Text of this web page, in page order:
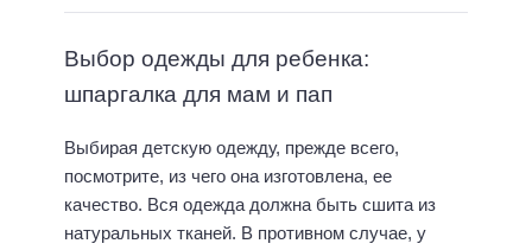
Выбор одежды для ребенка:
шпаргалка для мам и пап
Выбирая детскую одежду, прежде всего,
посмотрите, из чего она изготовлена, ее
качество. Вся одежда должна быть сшита из
натуральных тканей. В противном случае, у